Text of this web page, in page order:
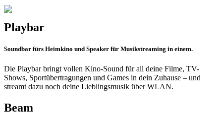
Playbar
Soundbar fürs Heimkino und Speaker für Musikstreaming in einem.
Die Playbar bringt vollen Kino-Sound für all deine Filme, TV-
Shows, Sportübertragungen und Games in dein Zuhause – und
streamt dazu noch deine Lieblingsmusik über WLAN.
Beam